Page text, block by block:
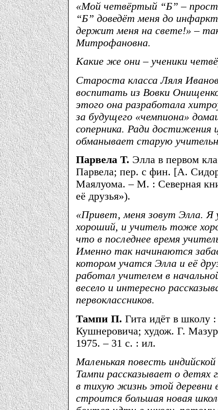
«Мой четвёртый “Б” –
“Б” доведёт меня до
держит меня на свете!» –
Митрофановна.
Какие же они – ученики
Староста класса Ляля
воспитать из Вовки
этого она разработала
за будущего «чемпиона»
соперника. Ради достижения
обманывает старую
Парвела Т. Элла в первом
Парвела; пер. с фин. [А.
Маялуома. – М. : Северная
её друзья»).
«Привет, меня зовут Элла. Я
хороший, и учитель тоже
что в последнее время
Именно так начинаются
котором учатся Элла и её
работал учителем в
весело и интересно
первоклассников.
Тампи П. Гита идёт в школу
Кушнеровича; худож. Г.
1975. – 31 с. : ил.
Маленькая повесть
Тампи рассказывает о детях
в тихую жизнь этой деревни
строится большая новая